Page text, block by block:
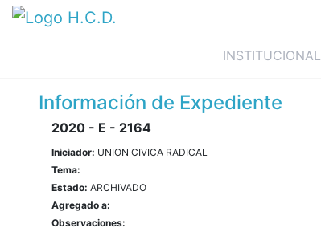
INSTITUCIONAL
Información de Expediente
2020 - E - 2164
Iniciador: UNION CIVICA RADICAL
Tema:
Estado: ARCHIVADO
Agregado a:
Observaciones: